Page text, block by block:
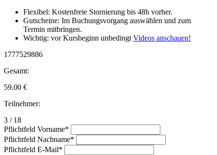
Flexibel: Kostenfreie Stornierung bis 48h vorher.
Gutscheine: Im Buchungsvorgang auswählen und zum
Termin mitbringen.
Wichtig: vor Kursbeginn unbedingt Videos anschauen!
1777529886
Gesamt:
59.00 €
Teilnehmer:
3 / 18
Pflichtfeld Vorname*
Pflichtfeld Nachname*
Pflichtfeld E-Mail*